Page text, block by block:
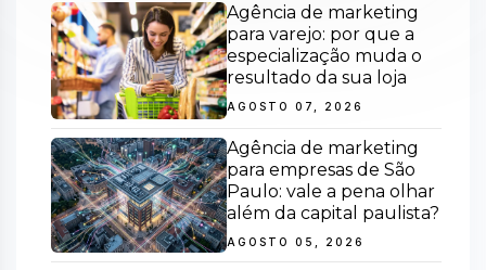
Agência de marketing
para varejo: por que a
especialização muda o
resultado da sua loja
AGOSTO 07, 2026
Agência de marketing
para empresas de São
Paulo: vale a pena olhar
além da capital paulista?
AGOSTO 05, 2026